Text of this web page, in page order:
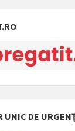
UNIC DE